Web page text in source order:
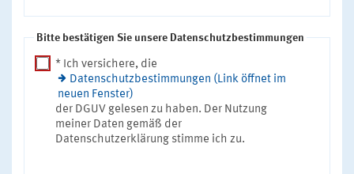
Bitte bestätigen Sie unsere Datenschutzbestimmungen
* Ich versichere, die
Datenschutzbestimmungen (Link öffnet im
neuen Fenster)
der DGUV gelesen zu haben. Der Nutzung
meiner Daten gemäß der
Datenschutzerklärung stimme ich zu.